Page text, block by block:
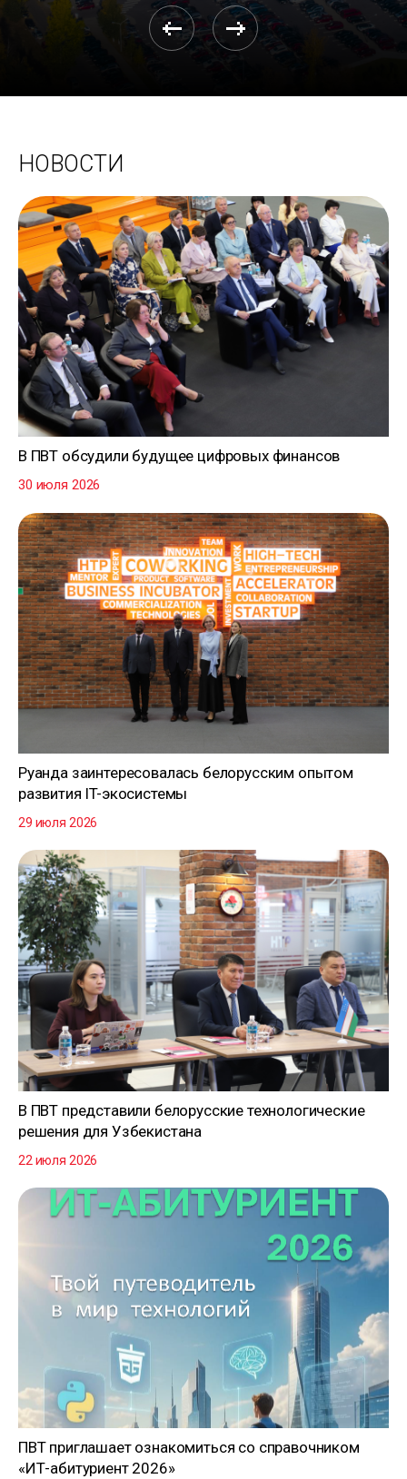
НОВОСТИ
В ПВТ обсудили будущее цифровых финансов
30 июля 2026
Руанда заинтересовалась белорусским опытом
развития IT-экосистемы
29 июля 2026
В ПВТ представили белорусские технологические
решения для Узбекистана
22 июля 2026
ПВТ приглашает ознакомиться со справочником
«ИТ-абитуриент 2026»